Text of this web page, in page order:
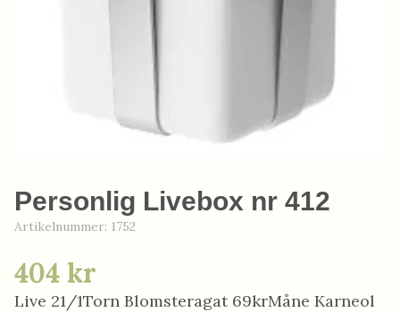
Personlig Livebox nr 412
Artikelnummer: 1752
404 kr
Live 21/1Torn Blomsteragat 69krMåne Karneol